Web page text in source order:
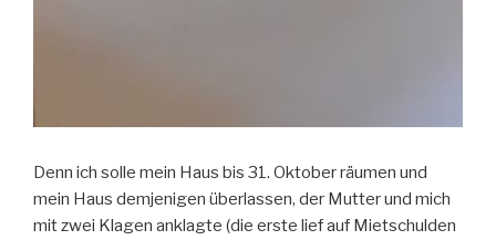
Denn ich solle mein Haus bis 31. Oktober räumen und
mein Haus demjenigen überlassen, der Mutter und mich
mit zwei Klagen anklagte (die erste lief auf Mietschulden